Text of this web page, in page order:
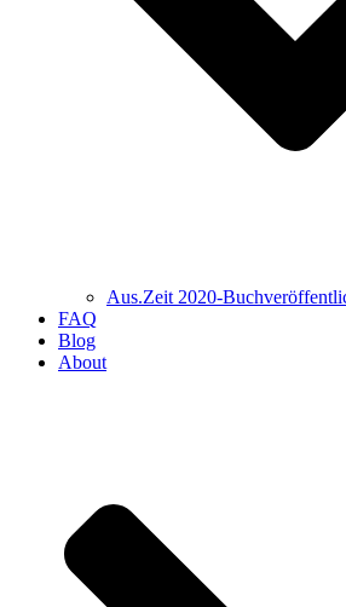
Aus.Zeit 2020-
FAQ
Blog
About